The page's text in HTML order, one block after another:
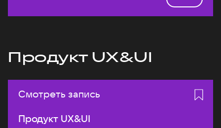
Продукт UX&UI
Смотреть запись
Продукт UX&UI